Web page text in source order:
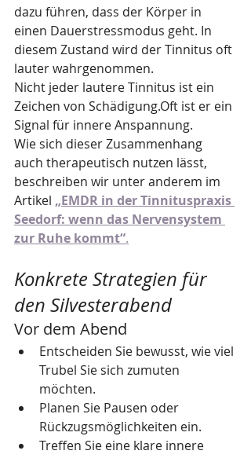
dazu führen, dass der Körper in
einen Dauerstressmodus geht. In
diesem Zustand wird der Tinnitus oft
lauter wahrgenommen.
Nicht jeder lautere Tinnitus ist ein
Zeichen von Schädigung.Oft ist er ein
Signal für innere Anspannung.
Wie sich dieser Zusammenhang
auch therapeutisch nutzen lässt,
beschreiben wir unter anderem im
Artikel „EMDR in der Tinnituspraxis
Seedorf: wenn das Nervensystem
zur Ruhe kommt“.
Konkrete Strategien für
den Silvesterabend
Vor dem Abend
Entscheiden Sie bewusst, wie viel
Trubel Sie sich zumuten
möchten.
Planen Sie Pausen oder
Rückzugsmöglichkeiten ein.
Treffen Sie eine klare innere